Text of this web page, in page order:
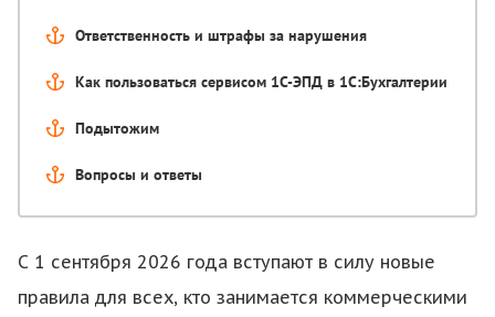
Ответственность и штрафы за нарушения
Как пользоваться сервисом 1С-ЭПД в 1С:Бухгалтерии
Подытожим
Вопросы и ответы
С 1 сентября 2026 года вступают в силу новые
правила для всех, кто занимается коммерческими